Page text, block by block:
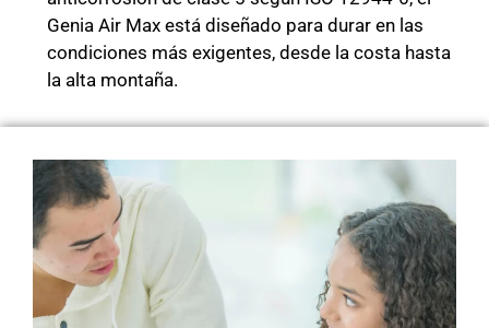
Genia Air Max está diseñado para durar en las
condiciones más exigentes, desde la costa hasta
la alta montaña.